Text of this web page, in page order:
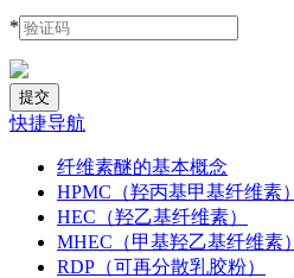
*
快捷导航
纤维素醚的基本概念
HPMC（羟丙基甲基纤维素）
HEC（羟乙基纤维素）
MHEC（甲基羟乙基纤维素）
RDP（可再分散乳胶粉）